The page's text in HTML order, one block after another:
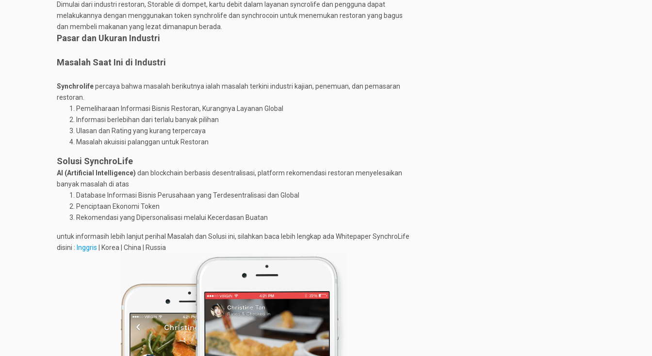
Dimulai dari industri restoran, Storable di dompet, kartu debit dalam layanan syncrolife dan pengguna dapat
melakukannya dengan menggunakan token synchrolife dan synchrocoin untuk menemukan restoran yang bagus
dan membeli makanan yang lezat dimanapun berada.
Pasar dan Ukuran Industri
Masalah Saat Ini di Industri
Synchrolifepercaya bahwa masalah berikutnya ialah masalah terkini industri kajian, penemuan, dan pemasaran
restoran.
Pemeliharaan Informasi Bisnis Restoran, Kurangnya Layanan Global
Informasi berlebihan dari terlalu banyak pilihan
Ulasan dan Rating yang kurang terpercaya
Masalah akuisisi palanggan untuk Restoran
Solusi SynchroLife
AI (Artificial Intelligence) dan blockchain berbasis desentralisasi, platform rekomendasi restoran menyelesaikan
banyak masalah di atas
Database Informasi Bisnis Perusahaan yang Terdesentralisasi dan Global
Penciptaan Ekonomi Token
Rekomendasi yang Dipersonalisasi melalui Kecerdasan Buatan
untuk informasih lebih lanjut perihal Masalah dan Solusi ini, silahkan baca lebih lengkap ada Whitepaper SynchroLife
disini : Inggris | Korea | China | Russia